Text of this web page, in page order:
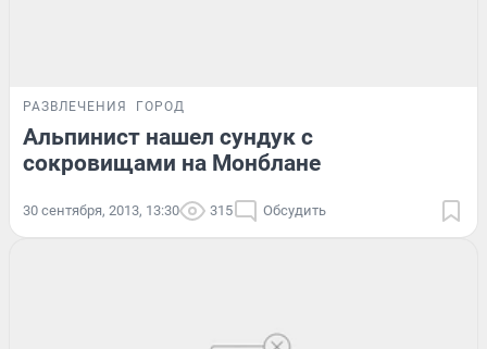
РАЗВЛЕЧЕНИЯ ГОРОД
Альпинист нашел сундук с
сокровищами на Монблане
30 сентября, 2013, 13:30 315 Обсудить